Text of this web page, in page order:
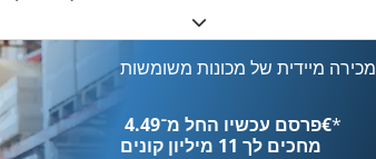
מכירה מיידית של מכונות משומשות
פרסם עכשיו החל מ־‏4.49 ‏€*
מחכים לך 11 מיליון קונים